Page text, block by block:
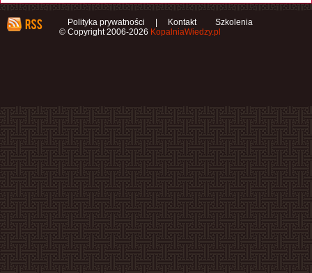
Polityka prywatności Kontakt
Szkolenia
© Copyright 2006-2026 KopalniaWiedzy.pl